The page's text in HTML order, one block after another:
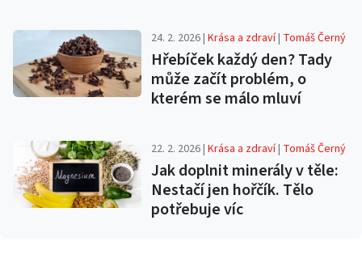
24. 2. 2026 |Krása a zdraví| Tomáš Černý
Hřebíček každý den? Tady
může začít problém, o
kterém se málo mluví
22. 2. 2026 |Krása a zdraví| Tomáš Černý
Jak doplnit minerály v těle:
Nestačí jen hořčík. Tělo
potřebuje víc